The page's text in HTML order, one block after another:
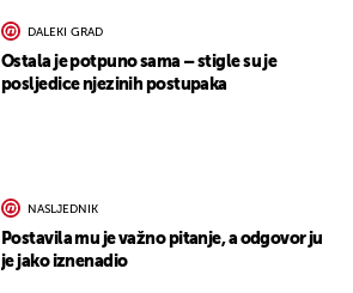
DALEKI GRAD
Ostala je potpuno sama – stigle su je
posljedice njezinih postupaka
NASLJEDNIK
Postavila mu je važno pitanje, a odgovor ju
je jako iznenadio